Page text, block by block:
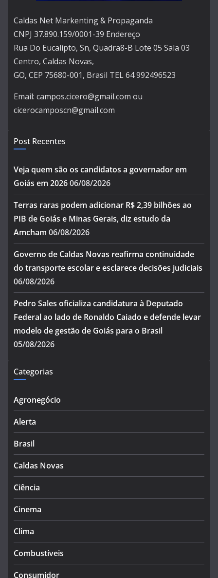
Caldas Net Markenting & Propaganda
CNPJ 37.890.159/0001-39 Endereço
Rua Do Eucalipto, Sn, Quadra8-B Lote 05 Sala 03
Centro, Caldas Novas,
GO, CEP 75680-001, Brasil TEL 64 992496523
Email: campos.cicero@gmail.com ou
cicerocamposcn@gmail.com
Post Recentes
Veja quem são os candidatos a governador em
Goiás em 202606/08/2026
Terras raras podem adicionar R$ 2,39 bilhões ao
PIB de Goiás e Minas Gerais, diz estudo da
Amcham 06/08/2026
Governo de Caldas Novas reafirma continuidade
do transporte escolar e esclarece decisões judiciais
06/08/2026
Pedro Sales oficializa candidatura à Deputado
Federal ao lado de Ronaldo Caiado e defende levar
modelo de gestão de Goiás para o Brasil
05/08/2026
Categorias
Agronegócio
Alerta
Brasil
Caldas Novas
Ciência
Cinema
Clima
Combustíveis
Consumidor